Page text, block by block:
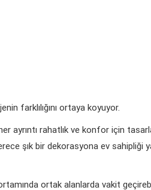
farklılığını ortaya koyuyor.
ayrıntı rahatlık ve konfor için
şık bir dekorasyona ev sahipliği
ortak alanlarda vakit